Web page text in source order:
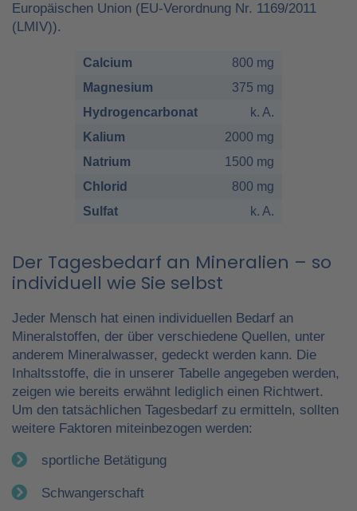
Europäischen Union (EU-Verordnung Nr. 1169/2011
(LMIV)).
Calcium
800 mg
Magnesium
375 mg
Hydrogencarbonat
k. A.
Kalium
2000 mg
Natrium
1500 mg
Chlorid
800 mg
Sulfat
k. A.
Der Tagesbedarf an Mineralien – so
individuell wie Sie selbst
Jeder Mensch hat einen individuellen Bedarf an
Mineralstoffen, der über verschiedene Quellen, unter
anderem Mineralwasser, gedeckt werden kann. Die
Inhaltsstoffe, die in unserer Tabelle angegeben werden,
zeigen wie bereits erwähnt lediglich einen Richtwert.
Um den tatsächlichen Tagesbedarf zu ermitteln, sollten
weitere Faktoren miteinbezogen werden:
sportliche Betätigung
Schwangerschaft